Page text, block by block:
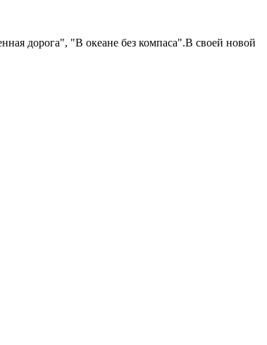
дорога", "В океане без компаса".В своей новой